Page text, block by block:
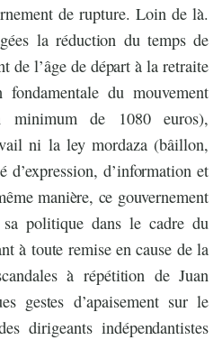
de rupture. Loin de là.
la réduction du temps de
de l’âge de départ à la retraite
du mouvement
minimum de 1080 euros),
ni la ley mordaza (bâillon,
d’information et
manière, ce gouvernement
politique dans le cadre du
à toute remise en cause de la
à répétition de Juan
gestes d’apaisement sur le
dirigeants indépendantistes